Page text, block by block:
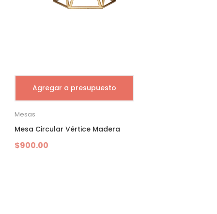
Agregar a presupuesto
Mesas
Mesa Circular Vértice Madera
$900.00